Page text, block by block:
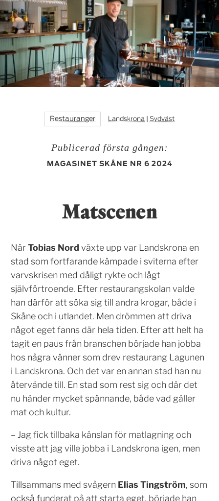
Restauranger Landskrona Sydväst
Publicerad första gången:
MAGASINET SKÅNE NR 6 2024
Matscenen
NärTobias Nord växte upp var Landskrona en
stad som fortfarande kämpade i sviterna efter
varvskrisen med dåligt rykte och lågt
självförtroende. Efter restaurangskolan valde
han därför att söka sig till andra krogar, både i
Skåne och i utlandet. Men drömmen att driva
något eget fanns där hela tiden. Efter att helt ha
tagit en paus från branschen började han jobba
hos några vänner som drev restaurang Lagunen
i Landskrona. Och det var en annan stad han nu
återvände till. En stad som rest sig och där det
nu händer mycket spännande, både vad gäller
mat och kultur.
– Jag fick tillbaka känslan för matlagning och
visste att jag ville jobba i Landskrona igen, men
driva något eget.
Tillsammans med svågern Elias Tingström, som
också funderat på att starta eget, började han